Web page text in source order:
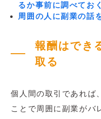
るか事前に調べておく
周囲の人に副業の話
報酬はでき
取る
個人間の取引であれば
ことで周囲に副業がバ